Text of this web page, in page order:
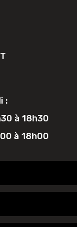
:
à 18h30
à 18h00